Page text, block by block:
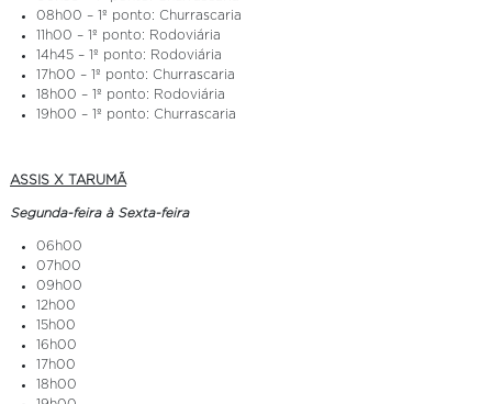
08h00 – 1º ponto: Churrascaria
11h00 – 1º ponto: Rodoviária
14h45 – 1º ponto: Rodoviária
17h00 – 1º ponto: Churrascaria
18h00 – 1º ponto: Rodoviária
19h00 – 1º ponto: Churrascaria
ASSIS X TARUMÃ
Segunda-feira à Sexta-feira
06h00
07h00
09h00
12h00
15h00
16h00
17h00
18h00